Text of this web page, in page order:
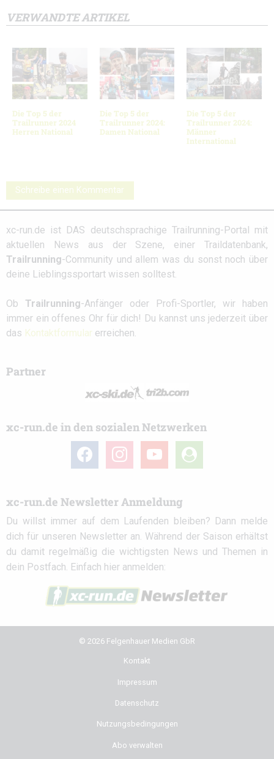
VERWANDTE ARTIKEL
Die Top 5 der
Trailrunner 2024
Herren National
Die Top 5 der
Trailrunner 2024:
Damen National
Die Top 5 der
Trailrunner 2024:
Männer
International
Schreibe einen Kommentar
xc-run.de ist DAS deutschsprachige Trailrunning-Portal mit
aktuellen News aus der Szene, einer Traildatenbank,
Trailrunning-Community und allem was du sonst noch über
deine Lieblingssportart wissen solltest.
Ob Trailrunning-Anfänger oder Profi-Sportler, wir haben
immer ein offenes Ohr für dich! Du kannst uns jederzeit über
das Kontaktformular erreichen.
Partner
xc-run.de in den sozialen Netzwerken
facebook instagramyoutube
user-
circle
xc-run.de Newsletter Anmeldung
Du willst immer auf dem Laufenden bleiben? Dann melde
dich für unseren Newsletter an. Während der Saison erhältst
du damit regelmäßig die wichtigsten News und Themen in
dein Postfach. Einfach hier anmelden:
© 2026 Felgenhauer Medien GbR
Kontakt
Impressum
Datenschutz
Nutzungsbedingungen
Abo verwalten